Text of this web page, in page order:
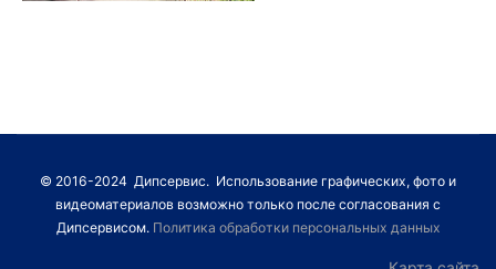
© 2016-2024 Дипсервис. Использование графических, фото и
видеоматериалов возможно только после согласования с
Дипсервисом. Политика обработки персональных данных